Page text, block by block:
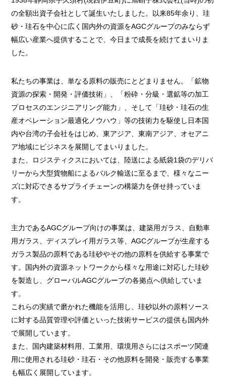
の全額出資子会社として誕生いたしました。以来85年余り、珪
砂・珪石を中心に広く国内外の資源をAGCグループのみならず
幅広い産業へ提供することで、今日まで成長を続けてまいりま
した。
私たちの事業は、単なる原料の販売にとどまりません。「鉱物
資源の探索・開発・評価技術」、「粉砕・分級・選鉱等の加工
プロセスのエンジニアリング能力」、そして「珪砂・珪石の生
産オペレーション最適化ノウハウ」等の技術力を駆使し日本国
内や台湾の子会社をはじめ、東アジア、東南アジア、オセアニ
ア地域にビジネスを展開してまいりました。
また、ロジスティクスにおいては、陸送による紙袋1袋のデリバ
リーから大型貨物船によるバルク輸送に至るまで、様々なニー
ズに対応できるサプライチェーンの構築力を併せ持っていま
す。
主力であるAGCグループ向けの事業は、建築用ガラス、自動車
用ガラス、ディスプレイ用ガラス等、AGCグループが生産する
ガラス製品の原料である珪砂やその他の原料を供給する事業で
す。国内外の資源ネットワークから様々な用途に対応した珪砂
を製造し、グローバルAGCグループの各拠点へ供給していま
す。
これらの実績で磨かれた機能を活用し、珪砂以外の原料ソース
に対する品質管理や評価といった技術サービスの提供も国内外
で展開しています。
また、国内建築材料用、工業用、環境用さらにはスポーツ関連
用に使用される珪砂・珪石・その他原料を開発・販売する事業
も幅広く展開しています。